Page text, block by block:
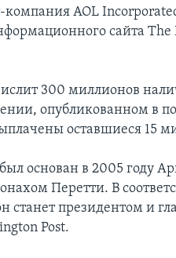
AOL
сайта The
300 миллионов
опубликованном в
оставшиеся 15
основан в 2005 году
Перетти. В
станет президентом и
Post.